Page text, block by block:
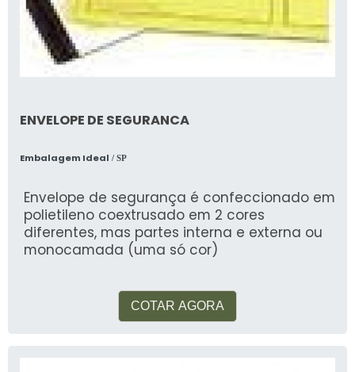
ENVELOPE DE SEGURANCA
Embalagem Ideal / SP
Envelope de segurança é confeccionado em
polietileno coextrusado em 2 cores
diferentes, mas partes interna e externa ou
monocamada (uma só cor)
COTAR AGORA